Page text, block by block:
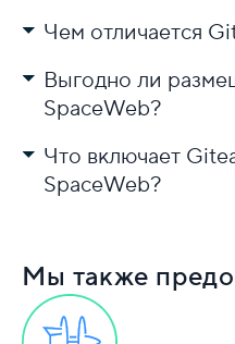
Чем отличается
Выгодно ли
SpaceWeb?
Что включает
SpaceWeb?
Мы также